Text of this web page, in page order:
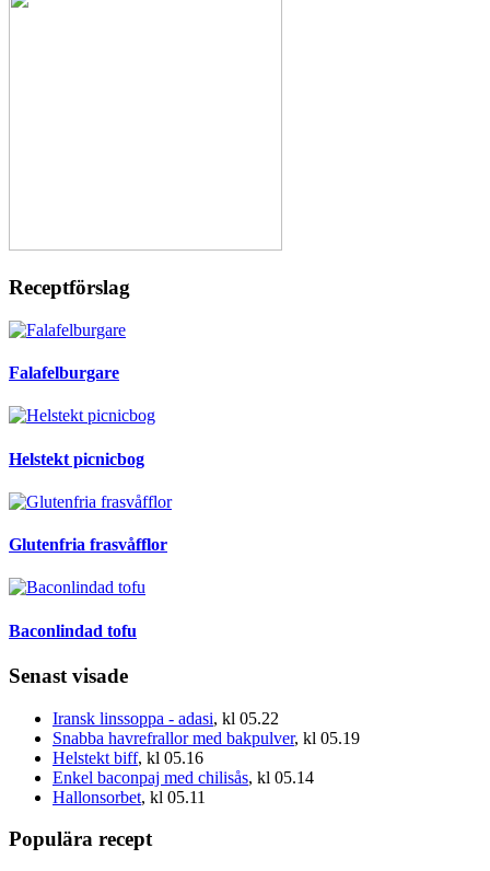
Receptförslag
Falafelburgare
Helstekt picnicbog
Glutenfria frasvåfflor
Baconlindad tofu
Senast visade
Iransk linssoppa - adasi, kl 05.22
Snabba havrefrallor med bakpulver, kl 05.19
Helstekt biff, kl 05.16
Enkel baconpaj med chilisås, kl 05.14
Hallonsorbet, kl 05.11
Populära recept